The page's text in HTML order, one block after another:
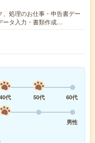
処理のお仕事・申告書デー
ータ入力・書類作成…
40代 50代
60代
男性